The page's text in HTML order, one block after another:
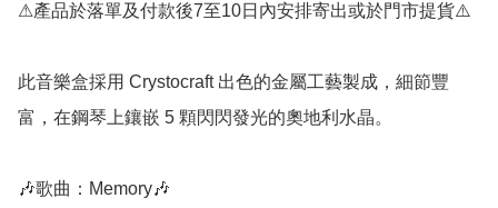
⚠產品於落單及付款後7至10日內安排寄出或於門市提貨⚠️
此音樂盒採用 Crystocraft 出色的金屬工藝製成，細節豐
富，在鋼琴上鑲嵌 5 顆閃閃發光的奧地利水晶。
🎶歌曲：Memory🎶